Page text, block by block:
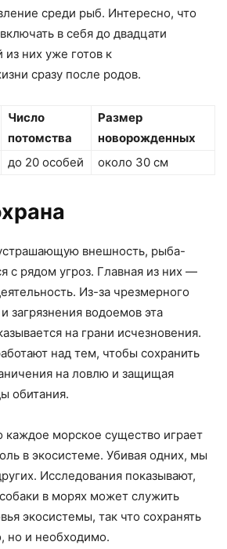
среди рыб. Интересно, что
в себя до двадцати
них уже готов к
сразу после родов.
Число
потомства
Размер
новорожденных
до 20 особей около 30 см
внешность, рыба-
с рядом угроз. Главная из них —
Из-за чрезмерного
загрязнения водоемов эта
на грани исчезновения.
над тем, чтобы сохранить
на ловлю и защищая
обитания.
каждое морское существо играет
в экосистеме. Убивая одних, мы
Исследования показывают,
в морях может служить
экосистемы, так что сохранять
но и необходимо.